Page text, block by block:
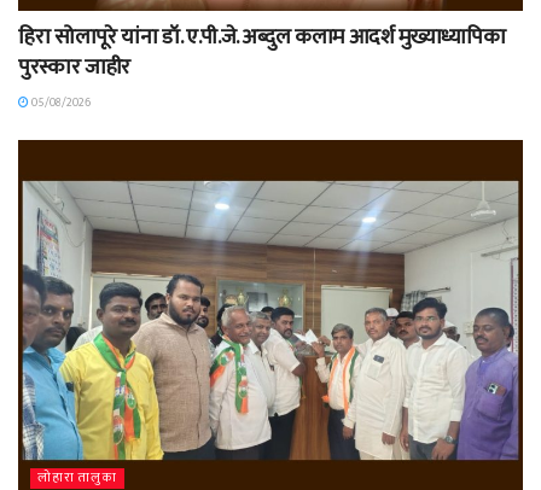
हिरा सोलापूरे यांना डॉ. ए.पी.जे. अब्दुल कलाम आदर्श मुख्याध्यापिका
पुरस्कार जाहीर
05/08/2026
लोहारा तालुका